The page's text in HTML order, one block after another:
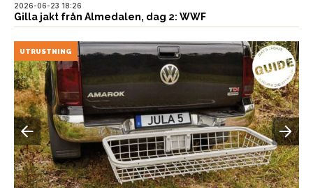
2026-06-23 18:26
Gilla jakt från Almedalen, dag 2: WWF
UTRUSTNING